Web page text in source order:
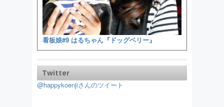
看板娘#9 はるちゃん『ドッグベリー』
Twitter
@happykoenjiさんのツイート